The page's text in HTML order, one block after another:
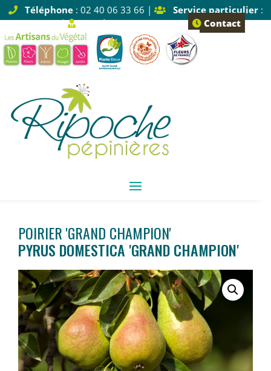
Téléphone: 02 40 06 33 66 | Service particulier:
Tapez 1 |
Service pro: Tapez 2 Contact
POIRIER 'GRAND CHAMPION'
PYRUS DOMESTICA 'GRAND CHAMPION'